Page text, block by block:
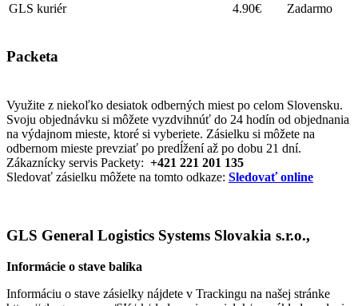
GLS kuriér
4.90€ Zadarmo
Packeta
Využite z niekoľko desiatok odberných miest po celom Slovensku.
Svoju objednávku si môžete vyzdvihnúť do 24 hodín od objednania
na výdajnom mieste, ktoré si vyberiete. Zásielku si môžete na
odbernom mieste prevziať po predĺžení až po dobu 21 dní.
Zákaznícky servis Packety: +421 221 201 135
Sledovať zásielku môžete na tomto odkaze: Sledovať online
GLS General Logistics Systems Slovakia s.r.o.,
Informácie o stave balíka
Informáciu o stave zásielky nájdete v Trackingu na našej stránke